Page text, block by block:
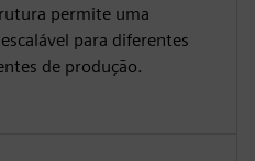
permite uma
para diferentes
de produção.